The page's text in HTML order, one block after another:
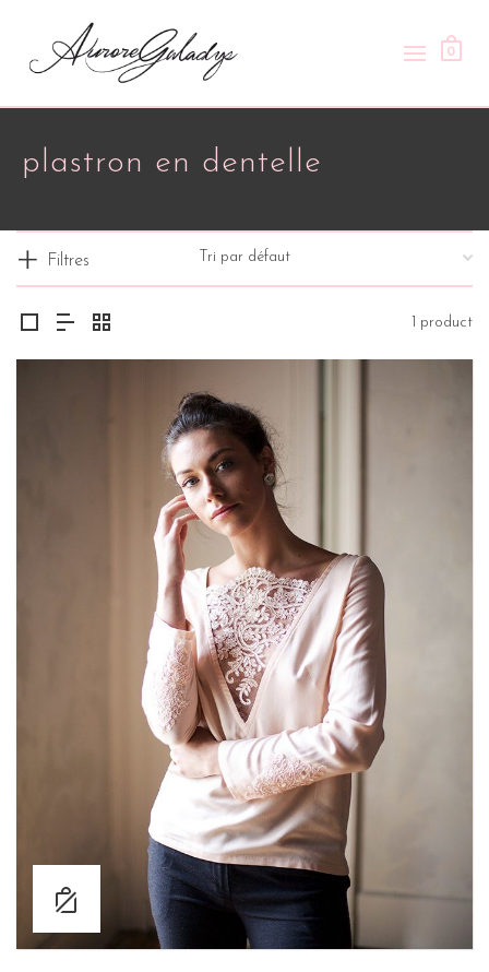
0
plastron en dentelle
Filtres
1 product